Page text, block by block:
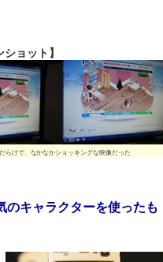
ショット】
らけで、なかなかショッキングな映像だった
キャラクターを使ったも